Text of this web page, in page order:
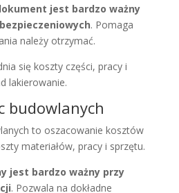
jest bardzo ważny
. Pomaga
należy otrzymać.
się koszty części, pracy i
lakierowanie.
budowlanych
to oszacowanie kosztów
materiałów, pracy i sprzętu.
jest bardzo ważny przy
. Pozwala na dokładne